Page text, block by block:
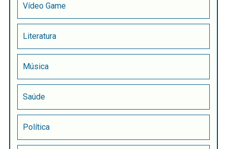
Vídeo Game
Literatura
Música
Saúde
Política